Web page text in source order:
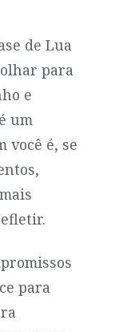
de Lua
para
e
um
você é, se
para